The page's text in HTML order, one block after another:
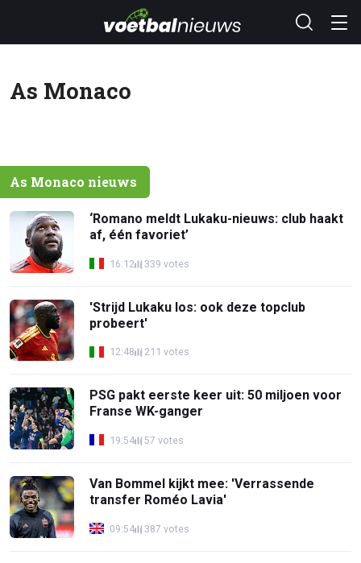
As Monaco
As Monaco nieuws
‘Romano meldt Lukaku-nieuws: club haakt
af, één favoriet’
16:12 339 votes
'Strijd Lukaku los: ook deze topclub
probeert'
12:48 211 votes
PSG pakt eerste keer uit: 50 miljoen voor
Franse WK-ganger
19:54 57 votes
Van Bommel kijkt mee: 'Verrassende
transfer Roméo Lavia'
09:54 387 votes